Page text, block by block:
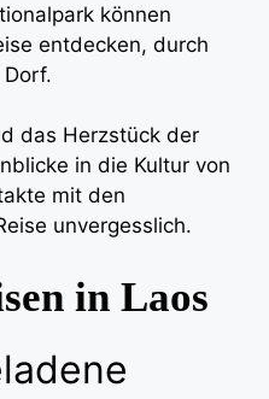
können
entdecken, durch
das Herzstück der
in die Kultur von
mit den
unvergesslich.
in Laos